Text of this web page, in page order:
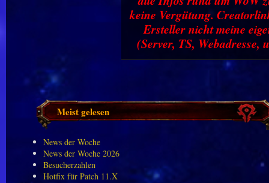
keine Vergütung.
Ersteller nicht meine
(Server, TS, Webadresse,
Meist gelesen
News der Woche
News der Woche 2026
Besucherzahlen
Hotfix für Patch 11.X